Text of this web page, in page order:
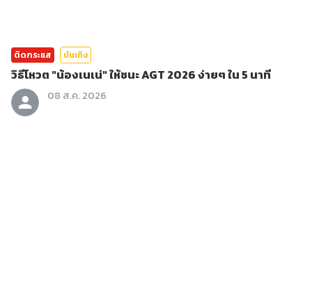
ติดกระแส บันเทิง
วิธีโหวต "น้องเนเน่" ให้ชนะ AGT 2026 ง่ายๆ ใน 5 นาที
08 ส.ค. 2026